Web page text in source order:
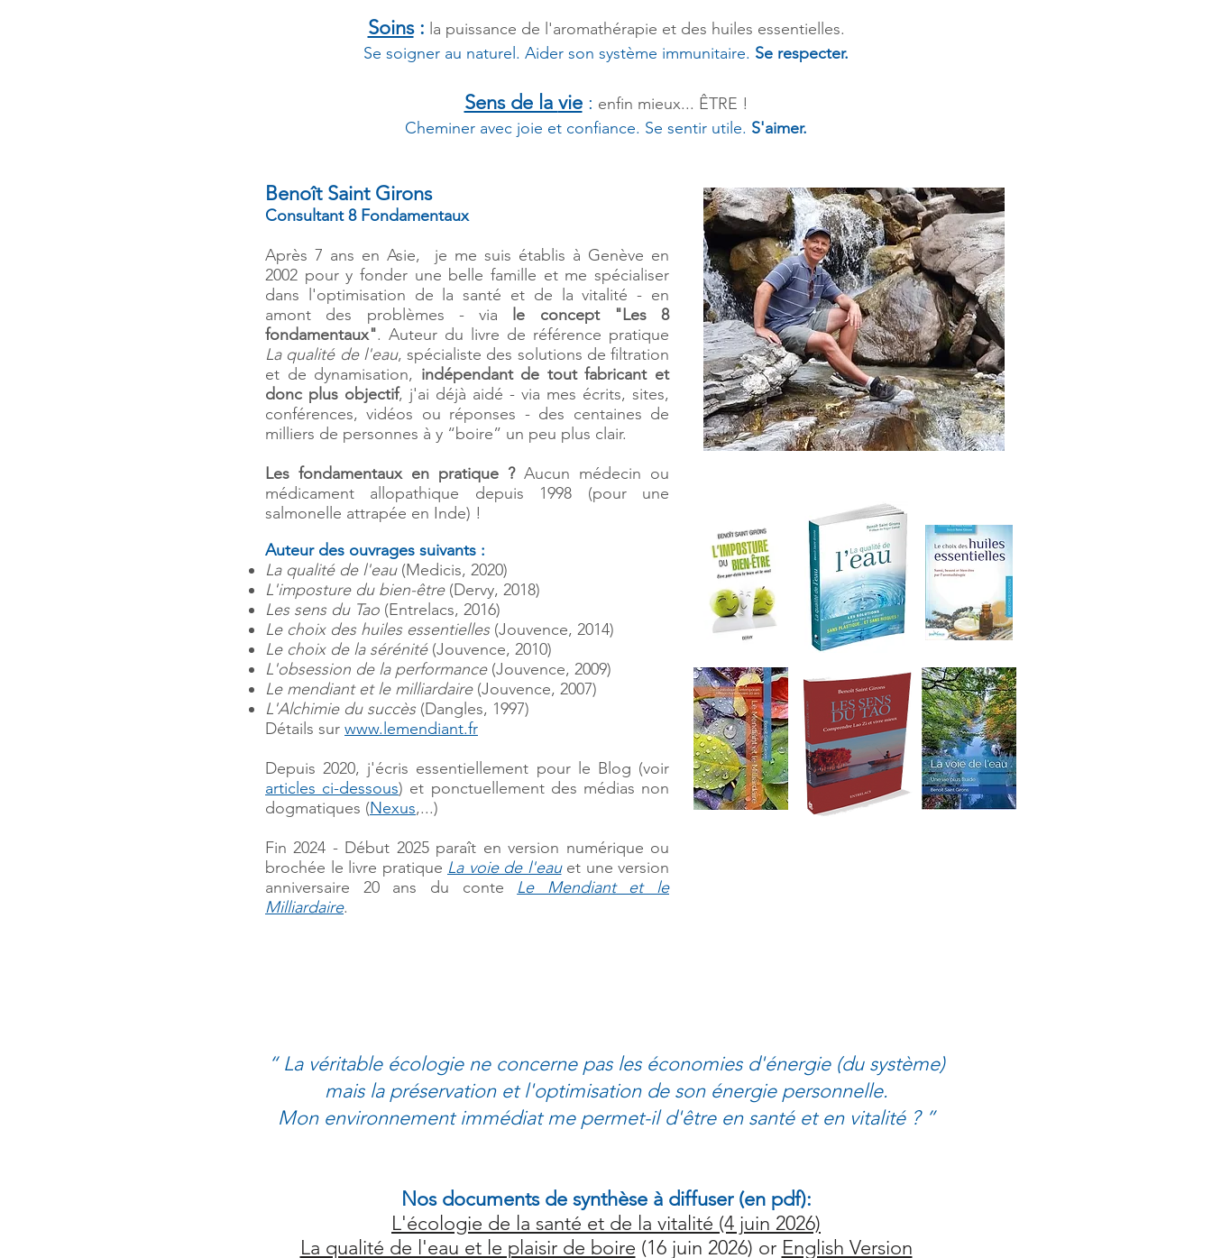
Soins: la puissance de l'aromathérapie et des huiles essentielles.
Se soigner au naturel. Aider son système immunitaire. Se respecter.
Sens de la vie: enfin mieux... ÊTRE !
Cheminer avec joie et confiance. Se sentir utile. S'aimer.
Benoît Saint Girons
Consultant 8 Fondamentaux
Après 7 ans en Asie, je me suis établis à Genève en
2002 pour y fonder une belle famille et me spécialiser
dans l'optimisation de la santé et de la vitalité - en
amont des problèmes - via
le concept "Les 8
fondamentaux". Auteur du livre de référence pratique
La qualité de l'eau, spécialiste des solutions de filtration
et de dynamisation, indépendant de tout fabricant et
donc plus objectif, j'ai déjà aidé - via mes écrits, sites,
conférences, vidéos ou réponses - des centaines de
milliers de personnes à y “boire” un peu plus clair.
Les fondamentaux en pratique ? Aucun médecin ou
médicament allopathique depuis 1998 (pour une
salmonelle attrapée en Inde) !
Auteur des ouvrages suivants :
La qualité de l'eau(Medicis, 2020)
L'imposture du bien-être(Dervy, 2018)
Les sens du Tao (Entrelacs, 2016)
Le choix des huiles essentielles(Jouvence, 2014)
Le choix de la sérénité(Jouvence, 2010)
L'obsession de la performance(Jouvence, 2009)
Le mendiant et le milliardaire(Jouvence, 2007)
L'Alchimie du succès(Dangles, 1997)
Détails sur www.lemendiant.fr
Depuis 2020, j'écris essentiellement pour le Blog (voir
articles ci-dessous) et ponctuellement des médias non
dogmatiques (Nexus,...)
Fin 2024 - Début 2025 paraît en version numérique ou
brochée le livre pratique La voie de l'eauet une version
anniversaire 20 ans du conte Le Mendiant et le
Milliardaire.
“ La véritable écologie ne concerne pas les économies d'énergie (du système)
mais la préservation et l'optimisation de son énergie personnelle.
Mon environnement immédiat me permet-il d'être en santé et en vitalité ? ”
Nos documents de synthèse à diffuser (en pdf):
L'écologie de la santé et de la vitalité (4 juin 2026)
La qualité de l'eau et le plaisir de boire (16 juin 2026) or English Version